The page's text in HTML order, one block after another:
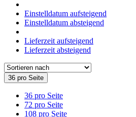
Einstelldatum aufsteigend
Einstelldatum absteigend
Lieferzeit aufsteigend
Lieferzeit absteigend
36 pro Seite
36 pro Seite
72 pro Seite
108 pro Seite